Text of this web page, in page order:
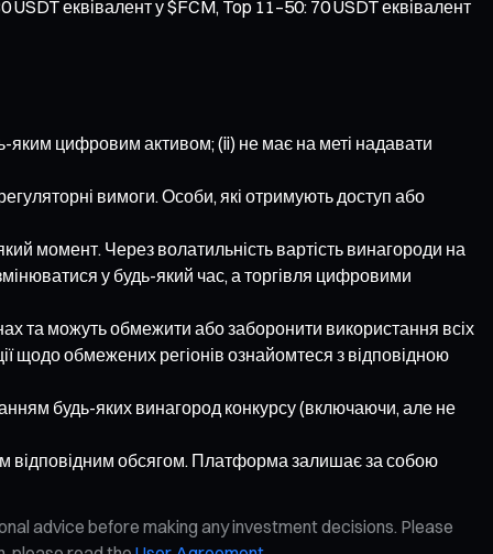
еквівалент у $FCM, Top 11–50: 70 USDT еквівалент
яким цифровим активом; (ii) не має на меті надавати
вимоги. Особи, які отримують доступ або
момент. Через волатильність вартість винагороди на
у будь-який час, а торгівля цифровими
та можуть обмежити або заборонити використання всіх
щодо обмежених регіонів ознайомтеся з відповідною
будь-яких винагород конкурсу (включаючи, але не
відповідним обсягом. Платформа залишає за собою
advice before making any investment decisions. Please